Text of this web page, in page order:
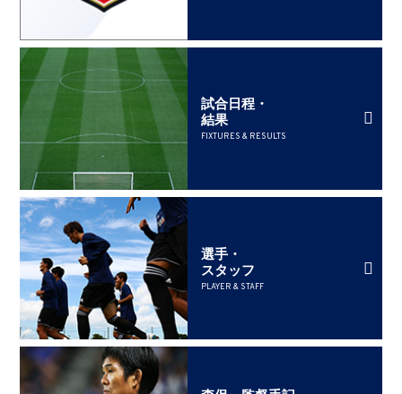
試合日程・
結果
FIXTURES & RESULTS
選手・
スタッフ
PLAYER & STAFF